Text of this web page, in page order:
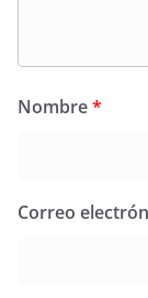
Nombre*
Correo